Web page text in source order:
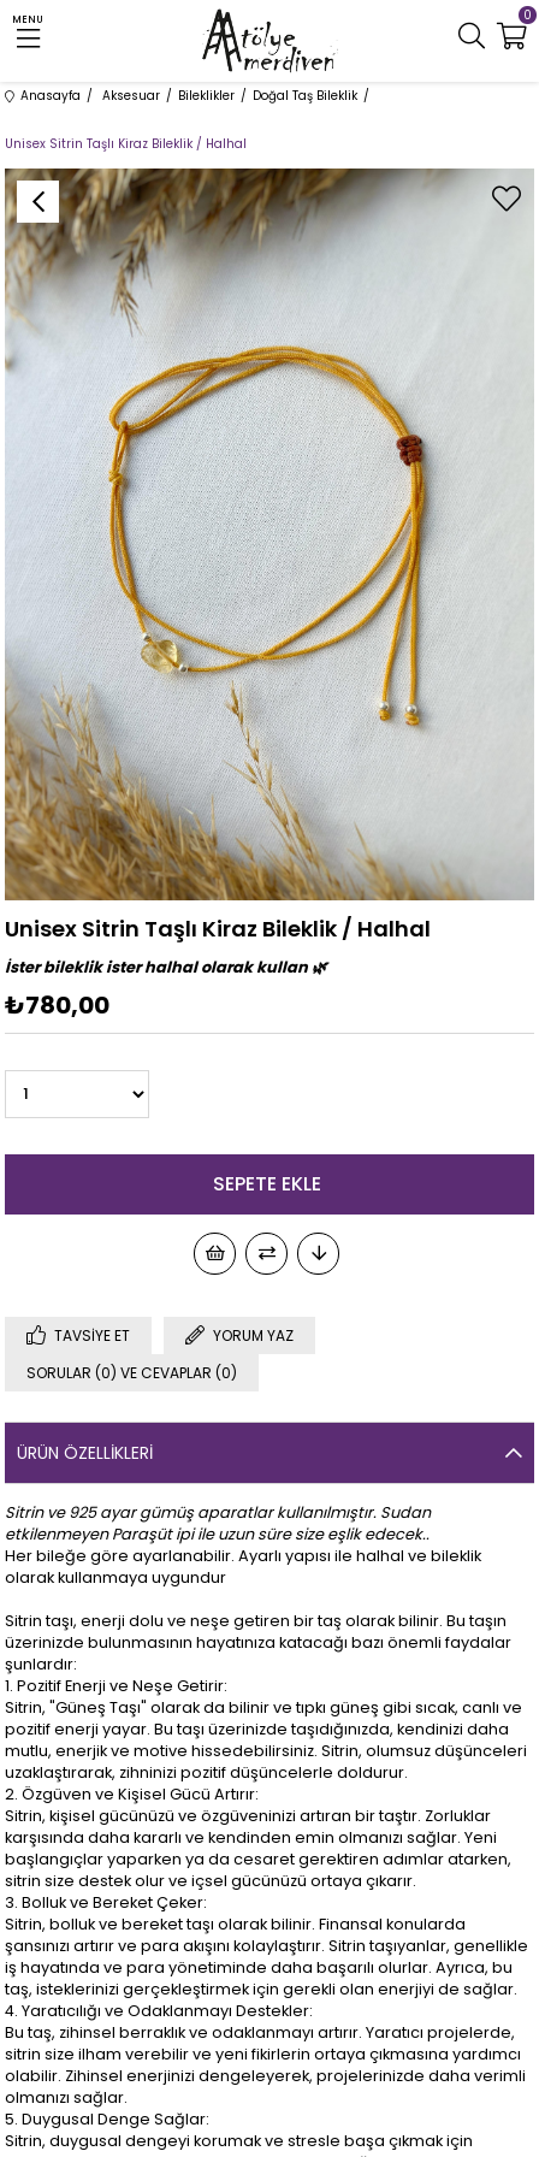
MENU 0
Anasayfa Aksesuar Bileklikler Doğal Taş Bileklik
Unisex Sitrin Taşlı Kiraz Bileklik / Halhal
Unisex Sitrin Taşlı Kiraz Bileklik / Halhal
İster bileklik ister halhal olarak kullan 🌿
₺780,00
TAVSIYE ET
YORUM YAZ
SORULAR (0) VE CEVAPLAR (0)
ÜRÜN ÖZELLIKLERI
Sitrin ve 925 ayar gümüş aparatlar kullanılmıştır. Sudan
etkilenmeyen Paraşüt ipi ile uzun süre size eşlik edecek..
Her bileğe göre ayarlanabilir. Ayarlı yapısı ile halhal ve bileklik
olarak kullanmaya uygundur
Sitrin taşı, enerji dolu ve neşe getiren bir taş olarak bilinir. Bu taşın
üzerinizde bulunmasının hayatınıza katacağı bazı önemli faydalar
şunlardır:
1. Pozitif Enerji ve Neşe Getirir:
Sitrin, "Güneş Taşı" olarak da bilinir ve tıpkı güneş gibi sıcak, canlı ve
pozitif enerji yayar. Bu taşı üzerinizde taşıdığınızda, kendinizi daha
mutlu, enerjik ve motive hissedebilirsiniz. Sitrin, olumsuz düşünceleri
uzaklaştırarak, zihninizi pozitif düşüncelerle doldurur.
2. Özgüven ve Kişisel Gücü Artırır:
Sitrin, kişisel gücünüzü ve özgüveninizi artıran bir taştır. Zorluklar
karşısında daha kararlı ve kendinden emin olmanızı sağlar. Yeni
başlangıçlar yaparken ya da cesaret gerektiren adımlar atarken,
sitrin size destek olur ve içsel gücünüzü ortaya çıkarır.
3. Bolluk ve Bereket Çeker:
Sitrin, bolluk ve bereket taşı olarak bilinir. Finansal konularda
şansınızı artırır ve para akışını kolaylaştırır. Sitrin taşıyanlar, genellikle
iş hayatında ve para yönetiminde daha başarılı olurlar. Ayrıca, bu
taş, isteklerinizi gerçekleştirmek için gerekli olan enerjiyi de sağlar.
4. Yaratıcılığı ve Odaklanmayı Destekler:
Bu taş, zihinsel berraklık ve odaklanmayı artırır. Yaratıcı projelerde,
sitrin size ilham verebilir ve yeni fikirlerin ortaya çıkmasına yardımcı
olabilir. Zihinsel enerjinizi dengeleyerek, projelerinizde daha verimli
olmanızı sağlar.
5. Duygusal Denge Sağlar:
Sitrin, duygusal dengeyi korumak ve stresle başa çıkmak için